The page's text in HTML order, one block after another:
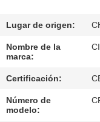
CITA
MAPA
DEL
SITIO
Lugar de origen:
Nombre de la
marca:
Certificación:
Número de
modelo: